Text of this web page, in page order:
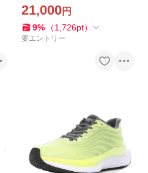
ジネスシューズ madras walk
21,000円
9% （1,726pt）
要エントリー